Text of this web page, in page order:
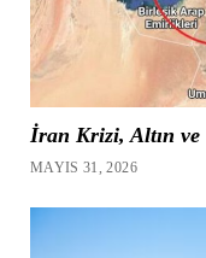
İran Krizi, Altın ve
MAYIS 31, 2026